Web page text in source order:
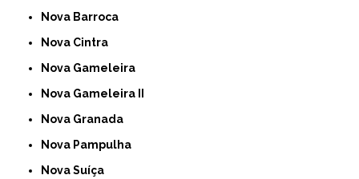
Nova Barroca
Nova Cintra
Nova Gameleira
Nova Gameleira II
Nova Granada
Nova Pampulha
Nova Suíça